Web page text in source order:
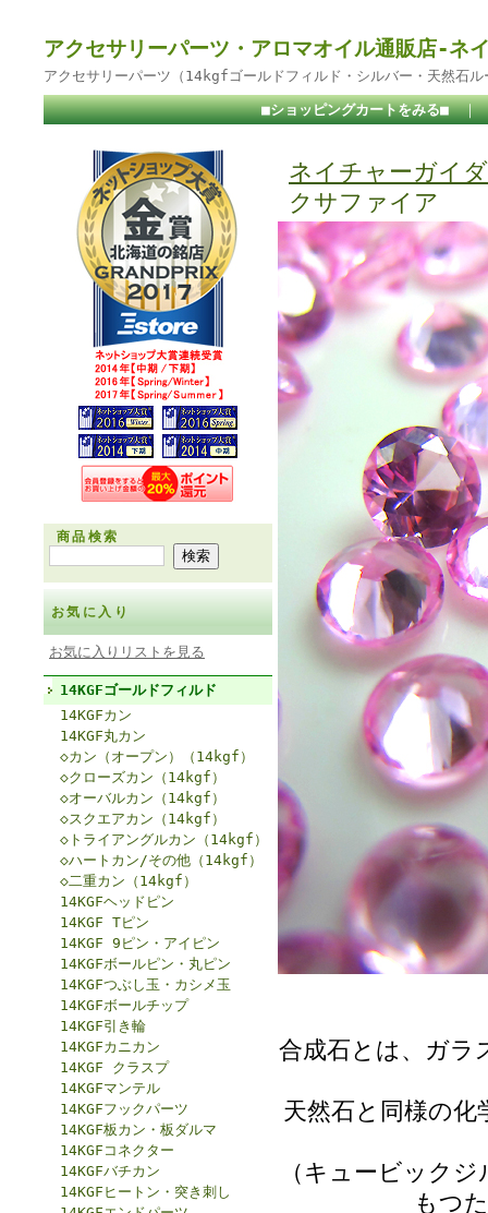
アクセサリーパーツ・アロマオイル通販店-ネ
アクセサリーパーツ（14kgfゴールドフィルド・シルバー・天然石
■ショッピングカートをみる■ ｜
商品検索
お気に入り
お気に入りリストを見る
14KGFゴールドフィルド
14KGFカン
14KGF丸カン
◇カン（オープン）（14kgf）
◇クローズカン（14kgf）
◇オーバルカン（14kgf）
◇スクエアカン（14kgf）
◇トライアングルカン（14kgf）
◇ハートカン/その他（14kgf）
◇二重カン（14kgf）
14KGFヘッドピン
14KGF Tピン
14KGF 9ピン・アイピン
14KGFボールピン・丸ピン
14KGFつぶし玉・カシメ玉
14KGFボールチップ
14KGF引き輪
14KGFカニカン
14KGF クラスプ
14KGFマンテル
14KGFフックパーツ
14KGF板カン・板ダルマ
14KGFコネクター
14KGFバチカン
14KGFヒートン・突き刺し
ネイチャーガイ
クサファイア
合成石とは、ガラ
天然石と同様の化
（キュービック
もつ